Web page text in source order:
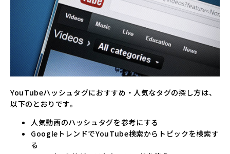
YouTubeハッシュタグにおすすめ・人気なタグの探し方は、
以下のとおりです。
人気動画のハッシュタグを参考にする
GoogleトレンドでYouTube検索からトピックを検索す
る